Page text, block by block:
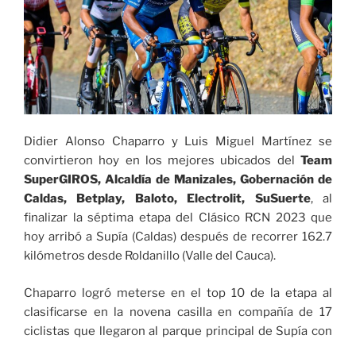
Didier Alonso Chaparro y Luis Miguel Martínez se
convirtieron hoy en los mejores ubicados del
Team
SuperGIROS, Alcaldía de Manizales, Gobernación de
Caldas, Betplay, Baloto, Electrolit, SuSuerte, al
finalizar la séptima etapa del Clásico RCN 2023 que
hoy arribó a Supía (Caldas) después de recorrer 162.7
kilómetros desde Roldanillo (Valle del Cauca).
Chaparro logró meterse en el top 10 de la etapa al
clasificarse en la novena casilla en compañía de 17
ciclistas que llegaron al parque principal de Supía con